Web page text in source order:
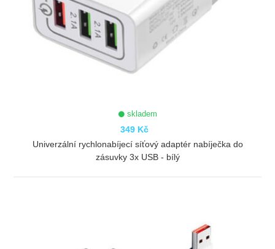
skladem
349 Kč
Univerzální rychlonabíjecí síťový adaptér nabíječka do
zásuvky 3x USB - bílý